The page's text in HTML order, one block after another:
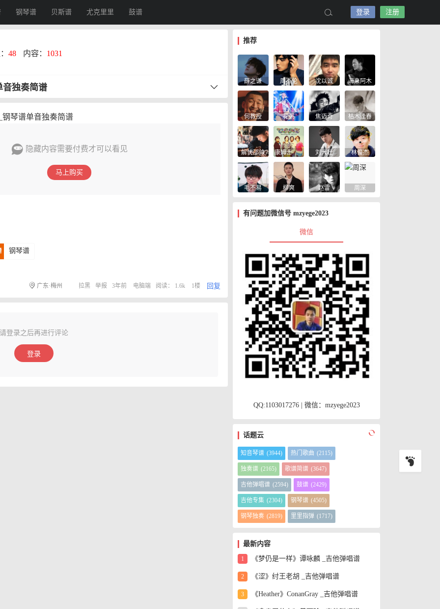
钢琴谱 贝斯谱 尤克里里 鼓谱 登录 注册
48 内容： 1031
音独奏简谱
琴谱单音独奏简谱
隐藏内容需要付费才可以看见
马上购买
钢琴谱
广东·梅州 拉黑 举报 3年前 电脑端 阅读： 1.6k 1楼 回复
请登录之后再进行评论
登录
推荐
薛之谦 周杰伦 沈以诚 海来阿木
何教授 花粥 焦迈奇 枯木逢春
解忧邵帅 康姆士乐团 刘大壮 林俊杰
毛不易 柳爽 赵雷 周深
有问题加微信号 mzyege2023
微信
QQ:1103017276 | 微信：mzyege2023
话题云
知音琴谱 (3944) 热门歌曲 (2115)
独奏谱 (2165) 歌谱简谱 (3647)
吉他弹唱谱 (2594) 鼓谱 (2429)
吉他专集 (2304) 钢琴谱 (4505)
钢琴独奏 (2819) 里里指弹 (1717)
最新内容
1 《梦仍是一样》谭咏麟 _吉他弹唱谱
2 《涩》纣王老胡 _吉他弹唱谱
3 《Heather》ConanGray _吉他弹唱谱